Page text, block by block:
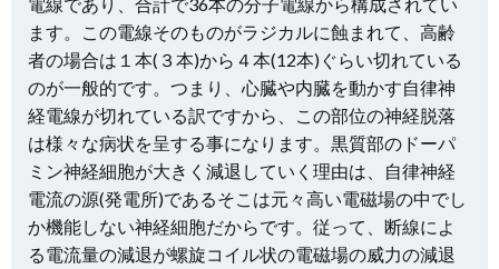
ます。この電線そのものがラジカルに蝕まれて、高齢
者の場合は１本(３本)から４本(12本)ぐらい切れている
のが一般的です。つまり、心臓や内臓を動かす自律神
経電線が切れている訳ですから、この部位の神経脱落
は様々な病状を呈する事になります。黒質部のドーパ
ミン神経細胞が大きく減退していく理由は、自律神経
電流の源(発電所)であるそこは元々高い電磁場の中でし
か機能しない神経細胞だからです。従って、断線によ
る電流量の減退が螺旋コイル状の電磁場の威力の減退